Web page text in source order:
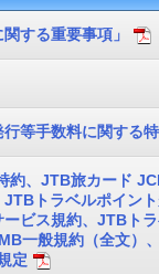
する重要事項」
等手数料に関する
約、JTB旅カード
JTBトラベルポイン
ビス規約、JTBト
一般規約（全文）
定